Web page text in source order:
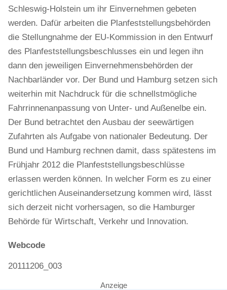
Schleswig-Holstein um ihr Einvernehmen gebeten
werden. Dafür arbeiten die Planfeststellungsbehörden
die Stellungnahme der EU-Kommission in den Entwurf
des Planfeststellungsbeschlusses ein und legen ihn
dann den jeweiligen Einvernehmensbehörden der
Nachbarländer vor. Der Bund und Hamburg setzen sich
weiterhin mit Nachdruck für die schnellstmögliche
Fahrrinnenanpassung von Unter- und Außenelbe ein.
Der Bund betrachtet den Ausbau der seewärtigen
Zufahrten als Aufgabe von nationaler Bedeutung. Der
Bund und Hamburg rechnen damit, dass spätestens im
Frühjahr 2012 die Planfeststellungsbeschlüsse
erlassen werden können. In welcher Form es zu einer
gerichtlichen Auseinandersetzung kommen wird, lässt
sich derzeit nicht vorhersagen, so die Hamburger
Behörde für Wirtschaft, Verkehr und Innovation.
Webcode
20111206_003
Anzeige